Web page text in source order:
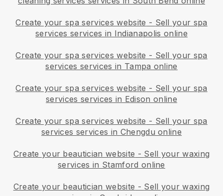
Create your spa services website - Sell your spa
services services in Indianapolis online
Create your spa services website - Sell your spa
services services in Tampa online
Create your spa services website - Sell your spa
services services in Edison online
Create your spa services website - Sell your spa
services services in Chengdu online
Create your beautician website - Sell your waxing
services in Stamford online
Create your beautician website - Sell your waxing